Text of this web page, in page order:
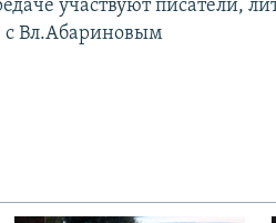
участвуют писатели,
Вл.Абариновым